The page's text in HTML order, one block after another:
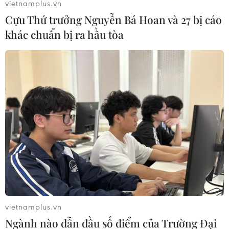
Thủ tướng yêu cầu bảo đảm an toàn giao
thông dịp nghỉ Lễ 30/4, 1/5
10/04/2019 09:55
Thủ tướng yêu cầu Bộ Công an ngăn chặn các vụ đua
xe trái phép, tụ tập gây rối trật tự công cộng; sẵn sàng
lực lượng kịp thời giải tỏa khi xảy ra tai nạn, ùn tắc giao
thông trên các tuyến quốc lộ.
vietnamplus.vn
Cựu Thứ trưởng Nguyễn Bá Hoan và 27 bị cáo
khác chuẩn bị ra hầu tòa
vietnamplus.vn
Ngành nào dẫn đầu số điểm của Trường Đại